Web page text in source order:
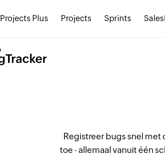
Projects Plus Projects Sprints
Registreer bugs snel met
toe - allemaal vanuit één